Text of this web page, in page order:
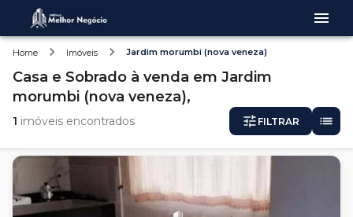
Home Imóveis Jardim morumbi (nova veneza)
Casa e Sobrado à venda em Jardim
morumbi (nova veneza),
1 imóveis encontrados FILTRAR